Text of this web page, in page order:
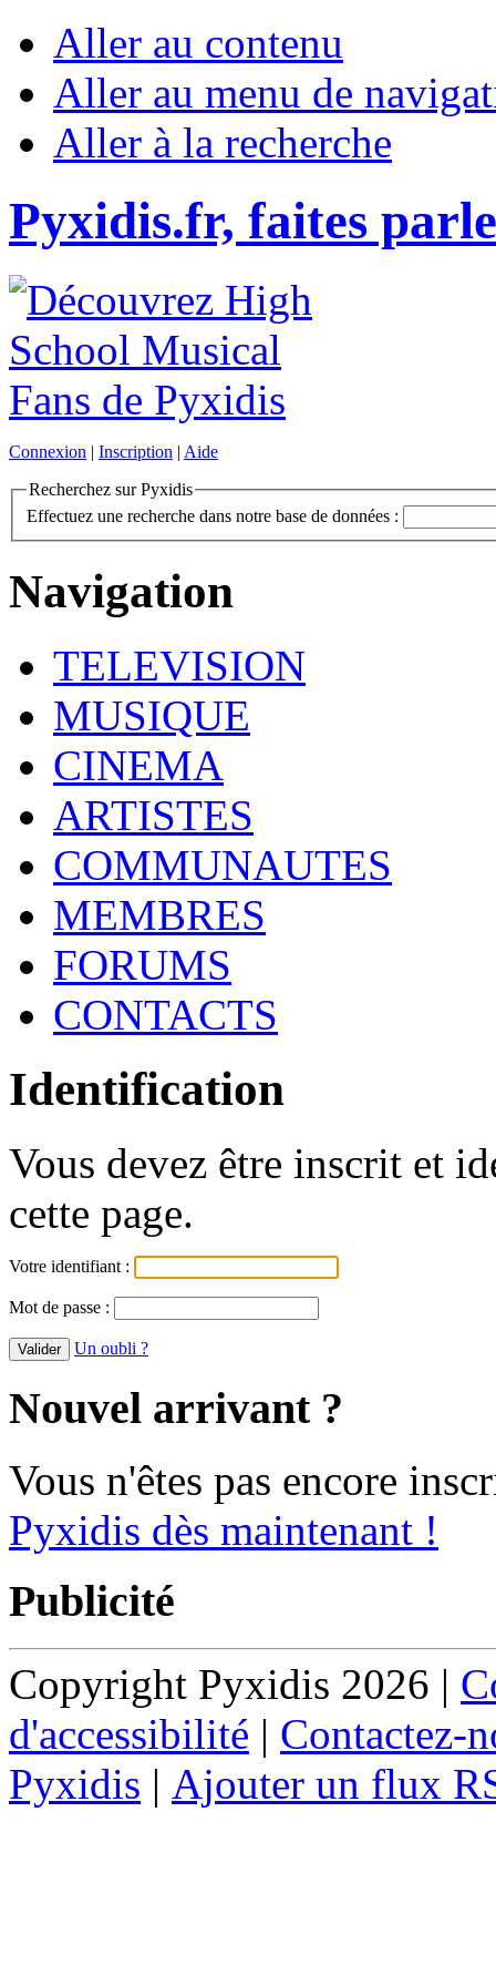
Aller au contenu
Aller au menu de
Aller à la recherche
Pyxidis.fr, faites
Connexion | Inscription | Aide
Recherchez sur Pyxidis
Effectuez une recherche dans notre base de données :
Navigation
TELEVISION
MUSIQUE
CINEMA
ARTISTES
COMMUNAUTES
MEMBRES
FORUMS
CONTACTS
Identification
Vous devez être inscrit et
cette page.
Votre identifiant :
Mot de passe :
Un oubli ?
Nouvel arrivant ?
Vous n'êtes pas encore
Pyxidis dès maintenant !
Publicité
Copyright Pyxidis 2026 |
d'accessibilité | Contactez-
Pyxidis | Ajouter un flux